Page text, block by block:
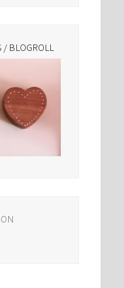
/ BLOGROLL